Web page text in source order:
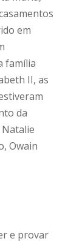
em
família
II, as
da
Owain
e provar